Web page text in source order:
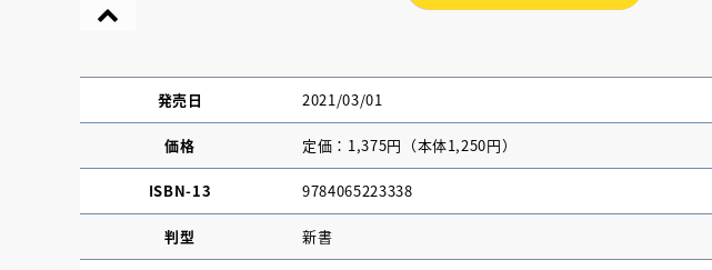
発売日 2021/03/01
価格 定価：1,375円（本体1,250円）
ISBN-13 9784065223338
判型 新書